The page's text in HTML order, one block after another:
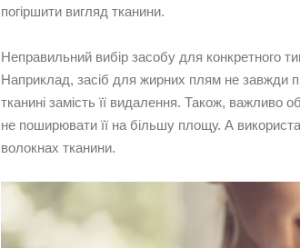
погіршити вигляд тканини.
Неправильний вибір засобу для конкретного
Наприклад, засіб для жирних плям не завжди
тканині замість її видалення. Також,
не поширювати її на більшу площу. А
волокнах тканини.